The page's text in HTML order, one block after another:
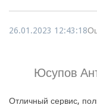
26.01.2023 12:43:18
Юсупов
Отличный сервис,